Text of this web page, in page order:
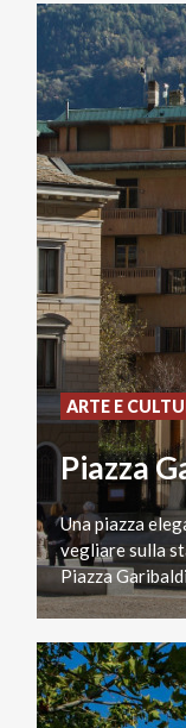
Piazza
Una piazza
vegliare sulla
Piazza
ARTE E